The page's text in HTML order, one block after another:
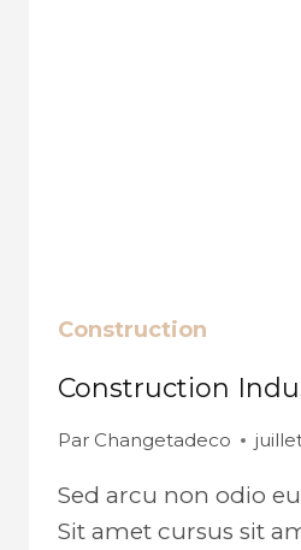
Construction
Construction
Par Changetadeco
Sed arcu non odio
Sit amet cursus sit